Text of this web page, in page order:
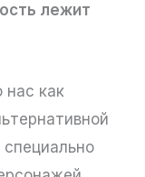
лежит
как